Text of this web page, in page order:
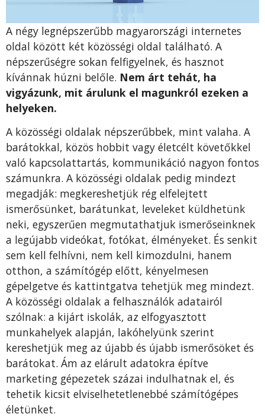
A négy legnépszerűbb magyarországi internetes
oldal között két közösségi oldal található. A
népszerűségre sokan felfigyelnek, és hasznot
kívánnak húzni belőle. Nem árt tehát, ha
vigyázunk, mit árulunk el magunkról ezeken a
helyeken.
A közösségi oldalak népszerűbbek, mint valaha. A
barátokkal, közös hobbit vagy életcélt követőkkel
való kapcsolattartás, kommunikáció nagyon fontos
számunkra. A közösségi oldalak pedig mindezt
megadják: megkereshetjük rég elfelejtett
ismerősünket, barátunkat, leveleket küldhetünk
neki, egyszerűen megmutathatjuk ismerőseinknek
a legújabb videókat, fotókat, élményeket. És senkit
sem kell felhívni, nem kell kimozdulni, hanem
otthon, a számítógép előtt, kényelmesen
gépelgetve és kattintgatva tehetjük meg mindezt.
A közösségi oldalak a felhasználók adatairól
szólnak: a kijárt iskolák, az elfogyasztott
munkahelyek alapján, lakóhelyünk szerint
kereshetjük meg az újabb és újabb ismerősöket és
barátokat. Ám az elárult adatokra építve
marketing gépezetek százai indulhatnak el, és
tehetik kicsit elviselhetetlenebbé számítógépes
életünket.